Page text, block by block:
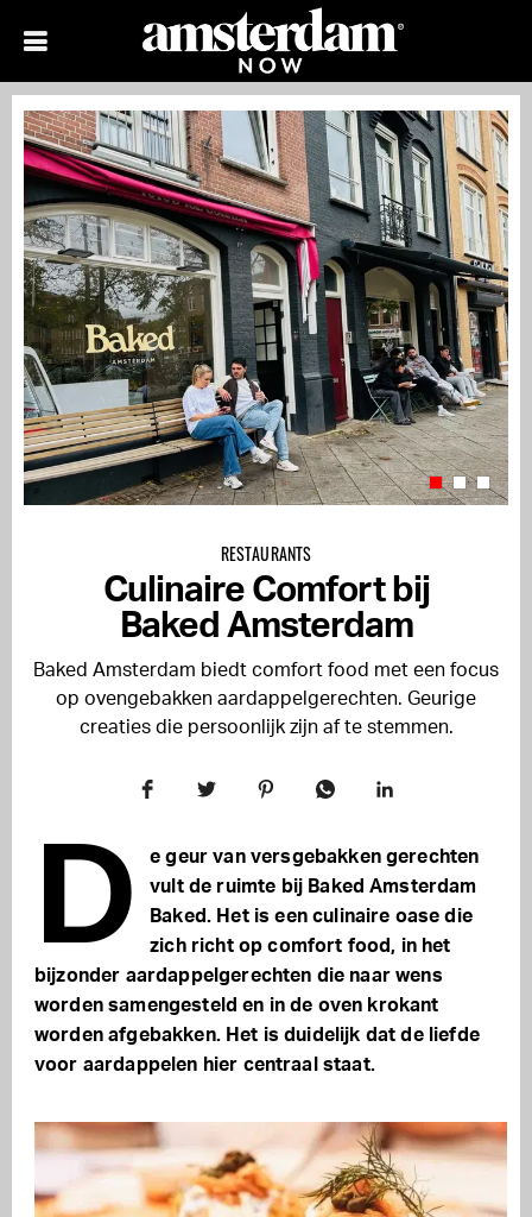
RESTAURANTS
Culinaire Comfort bij
Baked Amsterdam
Baked Amsterdam biedt comfort food met een focus
op ovengebakken aardappelgerechten. Geurige
creaties die persoonlijk zijn af te stemmen.
D
e geur van versgebakken gerechten
vult de ruimte bij Baked Amsterdam
Baked. Het is een culinaire oase die
zich richt op comfort food, in het
bijzonder aardappelgerechten die naar wens
worden samengesteld en in de oven krokant
worden afgebakken. Het is duidelijk dat de liefde
voor aardappelen hier centraal staat.